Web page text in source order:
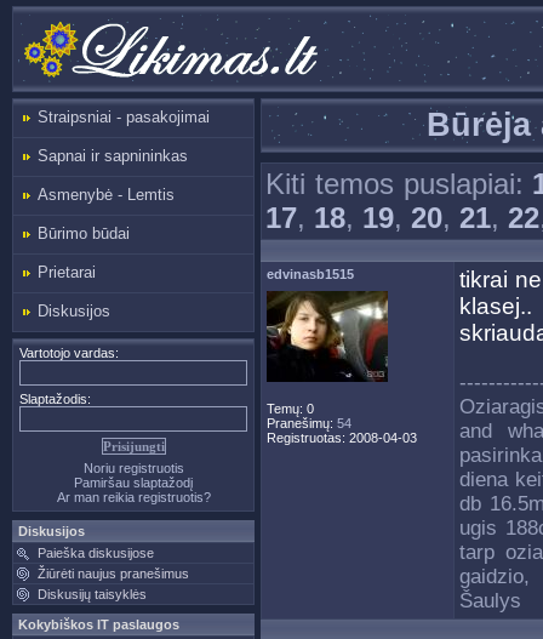
Straipsniai - pasakojimai
Sapnai ir sapnininkas
Asmenybė - Lemtis
Būrimo būdai
Prietarai
Diskusijos
Vartotojo vardas:
Slaptažodis:
Noriu registruotis
Pamiršau slaptažodį
Ar man reikia registruotis?
Diskusijos
Paieška diskusijose
Žiūrėti naujus pranešimus
Diskusijų taisyklės
Kokybiškos IT paslaugos
Būrėja
Kiti temos puslapiai:
17, 18, 19, 20, 21, 22
edvinasb1515
Temų: 0
Pranešimų: 54
Registruotas: 2008-04-03
tikrai
and
diena
db
ugis
tarp
gaidzio,
Šaulys